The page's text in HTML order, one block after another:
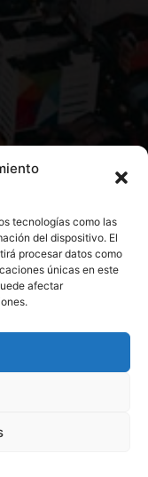
tecnologías como las
del dispositivo. El
procesar datos como
únicas en este
afectar
Culturamanía